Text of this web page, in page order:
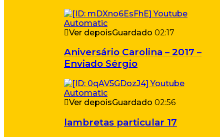
Ver depoisGuardado 02:17
Aniversário Carolina – 2017 –
Enviado Sérgio
Ver depoisGuardado 02:56
lambretas particular 17